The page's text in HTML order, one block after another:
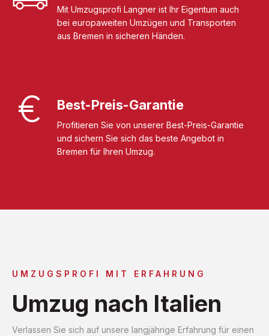
Mit Umzugsprofi Langner ist Ihr Eigentum auch
bei europaweiten Umzügen und Transporten
aus Bremen in sicheren Händen.
Best-Preis-Garantie
Profitieren Sie von unserer Best-Preis-Garantie
und sichern Sie sich das beste Angebot in
Bremen für Ihren Umzug.
UMZUGSPROFI MIT ERFAHRUNG
Umzug nach Italien
Verlassen Sie sich auf unsere langjährige Erfahrung für einen